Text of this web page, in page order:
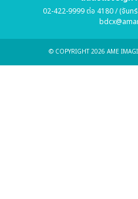
02-422-9999 ต่อ 4180 / (จันทร์
© COPYRIGHT 2026 AME